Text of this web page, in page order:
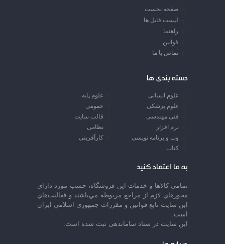
صفحه نخست
لیست فایل ها
راهنما
قوانین
تماس با ما
دسته بندی ها
علوم انسانی
علوم پایه
علوم پزشکی
عمومی
فنی مهندسی
قالب سایت
نرم افزار
نظامی
وب و برنامه نویسی
کارآفرینی
کتاب
به ما اعتماد کنید
تمامي كالاها و خدمات اين فروشگاه، حسب مورد داراي
مجوزهاي لازم از مراجع مربوطه مي‌باشند و فعاليت‌هاي
اين سايت تابع قوانين و مقررات جمهوري اسلامي ايران
است.
این سایت در ستاد ساماندهی ثبت شده است.